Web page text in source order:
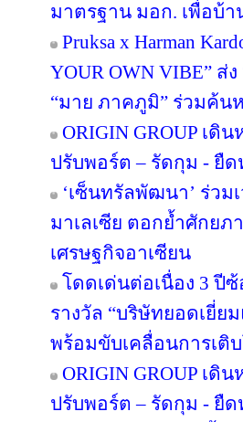
มาตรฐาน มอก. เพื่อบ้
Pruksa x Harman
YOUR OWN VIBE” ส่
“มาย ภาคภูมิ” ร่วมค้น
ORIGIN GROUP เดิ
ปรับพอร์ต – รัดกุม - ยื
‘เซ็นทรัลพัฒนา’ ร่วม
มาเลเซีย ตอกย้ำศักย
เศรษฐกิจอาเซียน
โดดเด่นต่อเนื่อง 3 ปี
รางวัล “บริษัทยอดเยี่ยม
พร้อมขับเคลื่อนการเ
ORIGIN GROUP เดิ
ปรับพอร์ต – รัดกุม - ยื